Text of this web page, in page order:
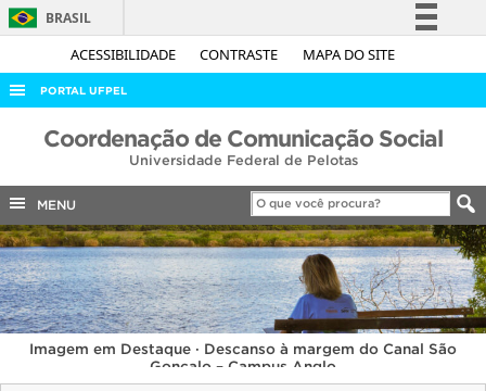
ACESSIBILIDADE CONTRASTE MAPA DO SITE
BRASIL
Simplifique!
Acesso à informação
Legislação
Canais
PORTAL UFPEL
ACESSO À INFORMAÇÃO
COBALTO
CONCURSOS
EDITAIS
INTERNACIONAL
OUVIDORIA
PORTARIAS
Coordenação de Comunicação Social
Universidade Federal de Pelotas
MENU
Imagem em Destaque · Descanso à margem do Canal São
Gonçalo – Campus Anglo